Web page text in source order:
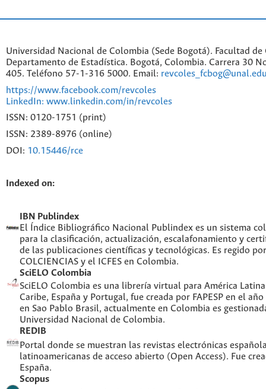
Universidad Nacional de Colombia (Sede Bogotá). Facultad de
Departamento de Estadística. Bogotá, Colombia. Carrera 30
405. Teléfono 57-1-316 5000. Email:
https://www.facebook.com/revcoles
LinkedIn: www.linkedin.com/in/revcoles
ISSN: 0120-1751 (print)
ISSN: 2389-8976 (online)
DOI: 10.15446/rce
Indexed on:
IBN Publindex
El Índice Bibliográfico Nacional Publindex es un sistema
para la clasificación, actualización, escalafonamiento y
de las publicaciones científicas y tecnológicas. Es regido por
COLCIENCIAS y el ICFES en Colombia.
SciELO Colombia
SciELO Colombia es una librería virtual para América
Caribe, España y Portugal, fue creada por FAPESP en el
en Sao Pablo Brasil, actualmente en Colombia es
Universidad Nacional de Colombia.
REDIB
Portal donde se muestran las revistas electrónicas
latinoamericanas de acceso abierto (Open Access). Fue
España.
Scopus